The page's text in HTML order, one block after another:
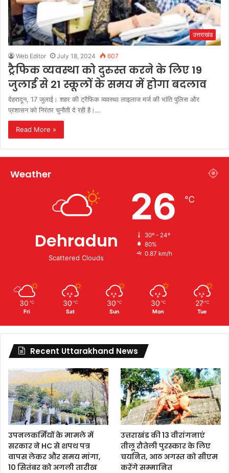
उत्तराखंड
Web Editor July 18, 2024 607
ट्रैफिक व्यवस्था को दुरुस्त करने के लिए 19
जुलाई से 21 स्कूलों के समय में होगा बदलाव
देहरादून, 17 जुलाई। शहर की ट्रैफिक व्यवस्था लाइलाज मर्ज की भांति पुलिस और
प्रशासन को निरंतर चुनौती दे रही है।…
Read More »
Weather
Dehradun
Scattered Clouds
26 ℃
30º - 24º
80%
0.87 km/h
30 ℃
Fri
30 ℃
Sat
30 ℃
Sun
30 ℃
Mon
27 ℃
Tue
Recent Uttarakhand News
उपनलकर्मियों के मामले में
सरकार ने HC से शपथ पत्र
वापस लेकर और समय मांगा,
10 सितंबर को अगली तारीख
उत्तराखंड की 13 वीरांगनाएं
तीलू रौतेली पुरस्कार के लिए
चयनित, आठ अगस्त को सीएम
करेंगे सम्मानित